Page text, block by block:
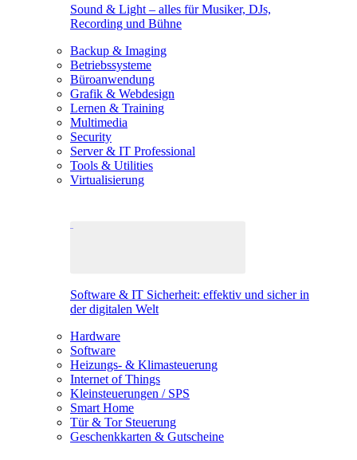
Sound & Light – alles für Musiker, DJs,
Recording und Bühne
Backup & Imaging
Betriebssysteme
Büroanwendung
Grafik & Webdesign
Lernen & Training
Multimedia
Security
Server & IT Professional
Tools & Utilities
Virtualisierung
Software & IT Sicherheit: effektiv und sicher in
der digitalen Welt
Hardware
Software
Heizungs- & Klimasteuerung
Internet of Things
Kleinsteuerungen / SPS
Smart Home
Tür & Tor Steuerung
Geschenkkarten & Gutscheine